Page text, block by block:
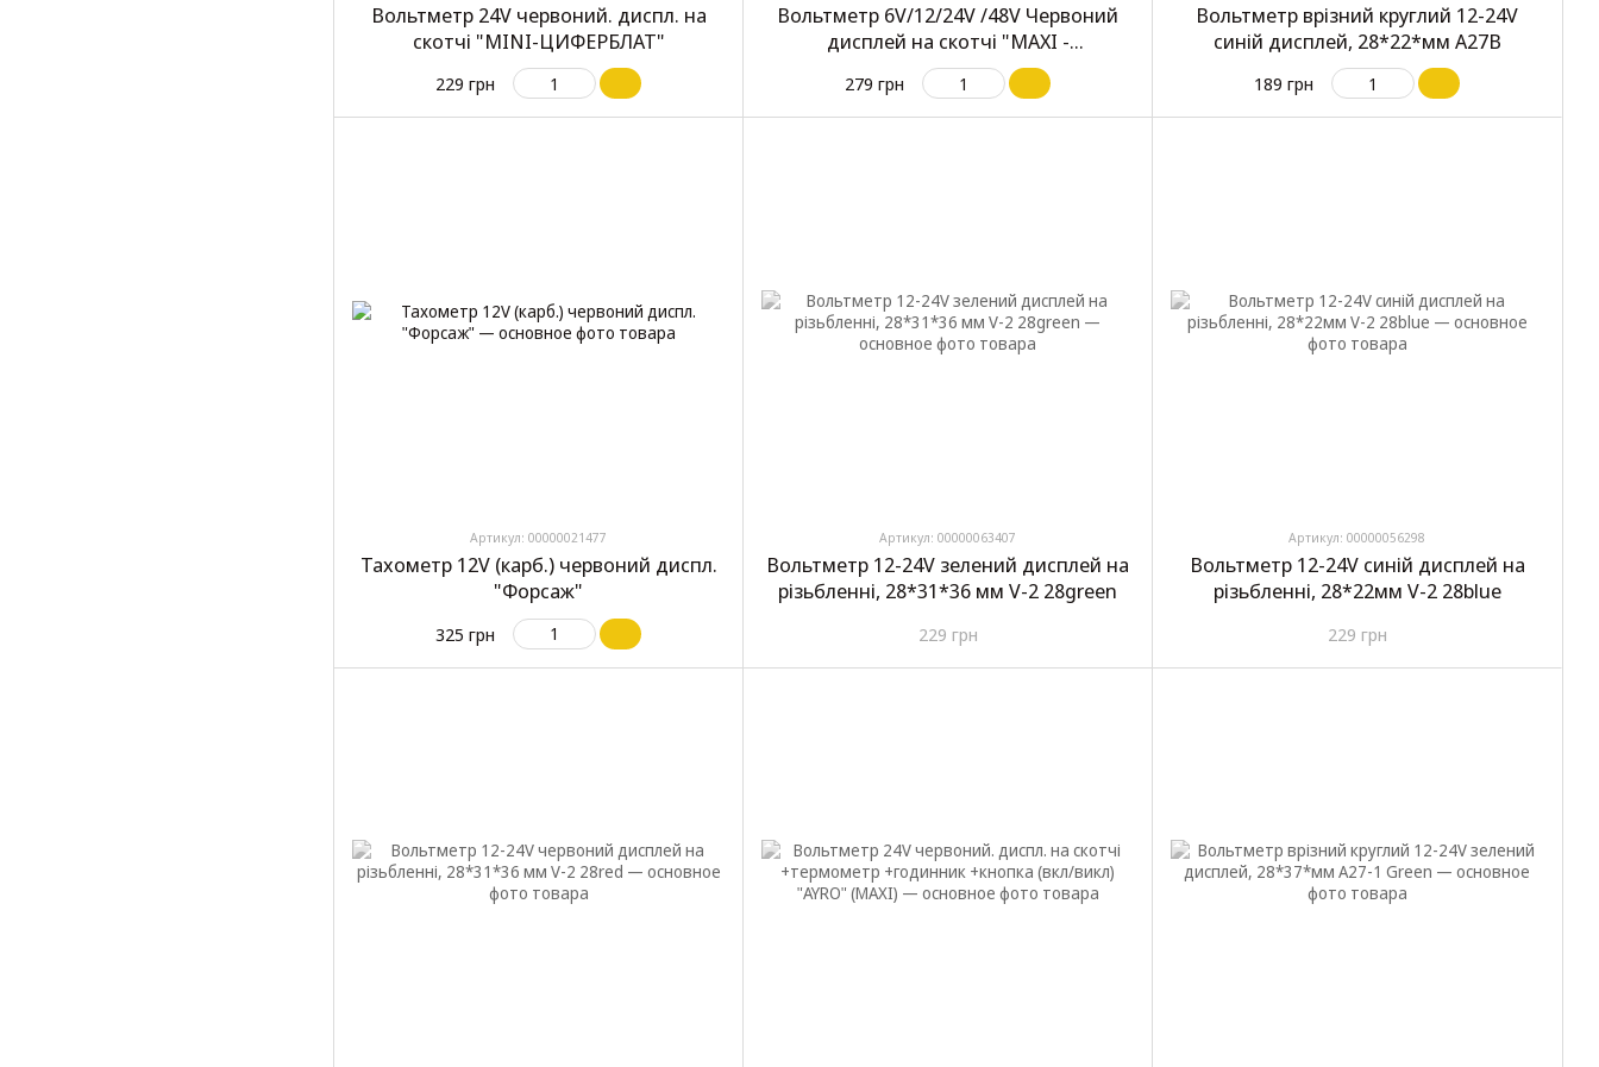
Вольтметр 24V червоний. диспл. на
скотчі "MINI-ЦИФЕРБЛАТ"
229 грн
Вольтметр 6V/12/24V /48V Червоний
дисплей на скотчі "MAXI -
ЦИФЕРБЛАТ"
279 грн
Вольтметр врізний круглий 12-24V
синій дисплей, 28*22*мм A27B
189 грн
Артикул: 00000021477
Тахометр 12V (карб.) червоний диспл.
"Форсаж"
325 грн
Артикул: 00000063407
Вольтметр 12-24V зелений дисплей на
різьбленні, 28*31*36 мм V-2 28green
229 грн
Артикул: 00000056298
Вольтметр 12-24V синій дисплей на
різьбленні, 28*22мм V-2 28blue
229 грн